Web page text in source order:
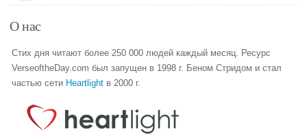
О нас
Стих дня читают более 250 000 людей каждый месяц. Ресурс
VerseoftheDay.com был запущен в 1998 г. Беном Стридом и стал
частью сети Heartlight в 2000 г.